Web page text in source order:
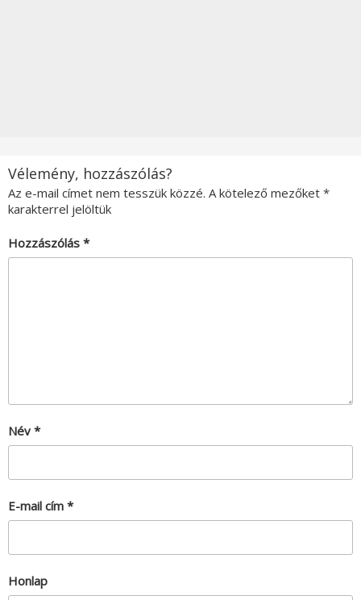
Vélemény, hozzászólás?
Az e-mail címet nem tesszük közzé. A kötelező mezőket *
karakterrel jelöltük
Hozzászólás *
Név *
E-mail cím *
Honlap